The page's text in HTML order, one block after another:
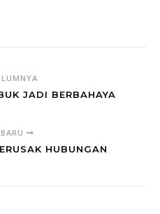
JADI BERBAHAYA
HUBUNGAN